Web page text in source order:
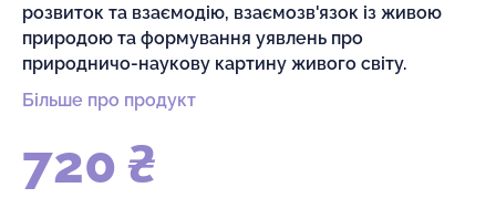
розвиток та взаємодію, взаємозв'язок із живою
природою та формування уявлень про
природничо-наукову картину живого світу.
Більше про продукт
720 ₴